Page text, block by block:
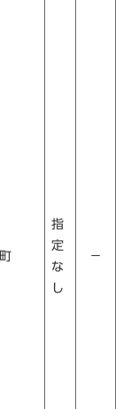
指
定
な
し
－